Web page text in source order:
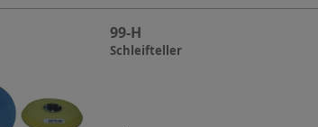
99-H
Schleifteller